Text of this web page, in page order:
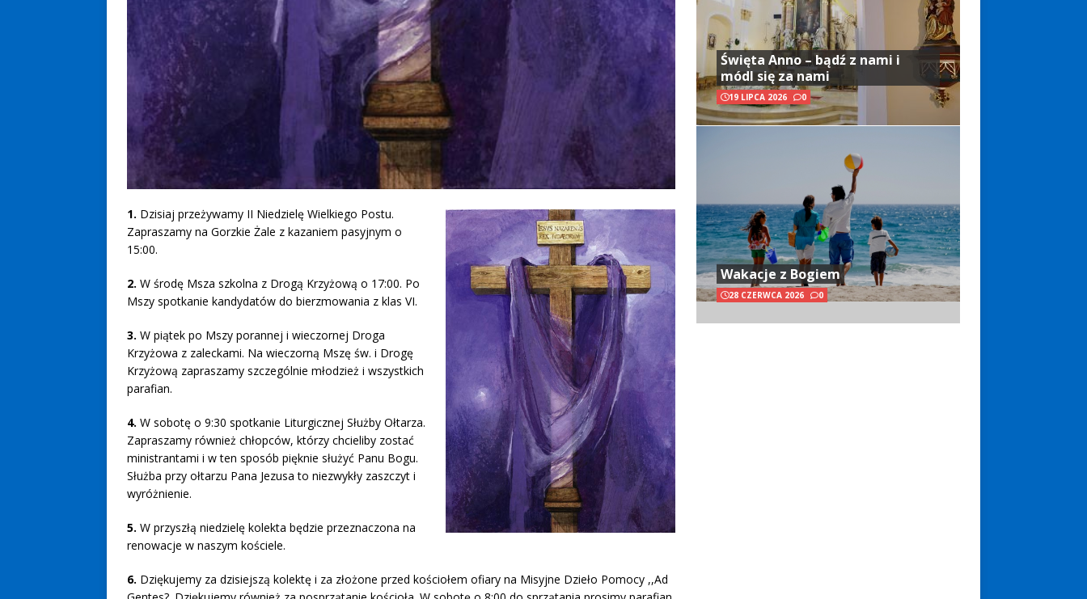
1. Dzisiaj przeżywamy II Niedzielę Wielkiego Postu.
Zapraszamy na Gorzkie Żale z kazaniem pasyjnym o
15:00.
2. W środę Msza szkolna z Drogą Krzyżową o 17:00. Po
Mszy spotkanie kandydatów do bierzmowania z klas VI.
3. W piątek po Mszy porannej i wieczornej Droga
Krzyżowa z zaleckami. Na wieczorną Mszę św. i Drogę
Krzyżową zapraszamy szczególnie młodzież i wszystkich
parafian.
4. W sobotę o 9:30 spotkanie Liturgicznej Służby Ołtarza.
Zapraszamy również chłopców, którzy chcieliby zostać
ministrantami i w ten sposób pięknie służyć Panu Bogu.
Służba przy ołtarzu Pana Jezusa to niezwykły zaszczyt i
wyróżnienie.
5. W przyszłą niedzielę kolekta będzie przeznaczona na
renowacje w naszym kościele.
6. Dziękujemy za dzisiejszą kolektę i za złożone przed kościołem ofiary na Misyjne Dzieło Pomocy ,,Ad
Święta Anno – bądź z nami i
módl się za nami
19 LIPCA 2026 0
Wakacje z Bogiem
28 CZERWCA 2026 0